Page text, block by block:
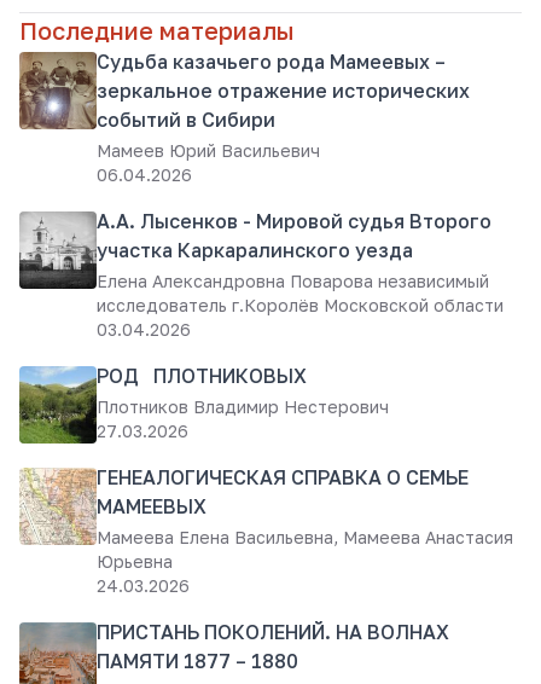
Последние материалы
Судьба казачьего рода Мамеевых –
зеркальное отражение исторических
событий в Сибири
Мамеев Юрий Васильевич
06.04.2026
А.А. Лысенков - Мировой судья Второго
участка Каркаралинского уезда
Елена Александровна Поварова независимый
исследователь г.Королёв Московской области
03.04.2026
РОД ПЛОТНИКОВЫХ
Плотников Владимир Нестерович
27.03.2026
ГЕНЕАЛОГИЧЕСКАЯ СПРАВКА О СЕМЬЕ
МАМЕЕВЫХ
Мамеева Елена Васильевна, Мамеева Анастасия
Юрьевна
24.03.2026
ПРИСТАНЬ ПОКОЛЕНИЙ. НА ВОЛНАХ
ПАМЯТИ 1877 – 1880